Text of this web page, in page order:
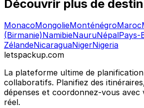
Découvrir plus de
MonacoMongolieMonténégroMaroc
(Birmanie)NamibieNauruNépalPays-
ZélandeNicaraguaNigerNigeria
letspackup.com
La plateforme ultime de
collaboratifs. Planifiez des
dépenses et coordonnez-vous avec
réel.